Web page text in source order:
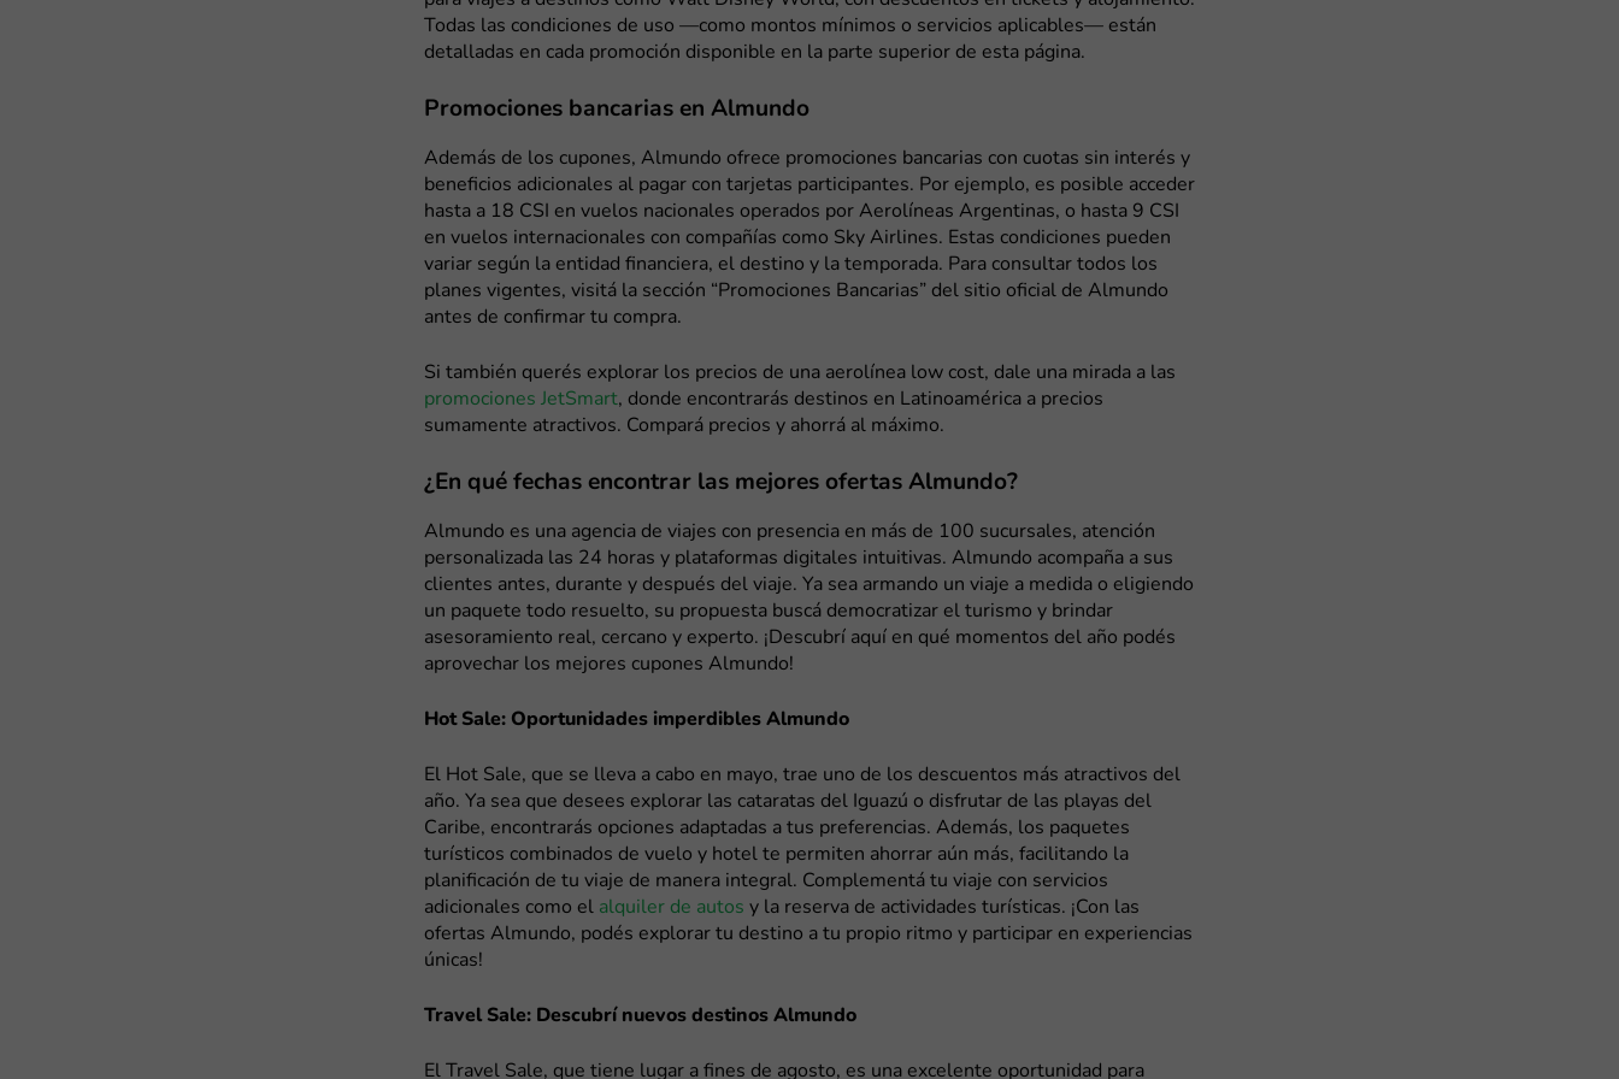
Todas las condiciones de uso —como montos mínimos o servicios aplicables— están
detalladas en cada promoción disponible en la parte superior de esta página.
Promociones bancarias en Almundo
Además de los cupones, Almundo ofrece promociones bancarias con cuotas sin interés y
beneficios adicionales al pagar con tarjetas participantes. Por ejemplo, es posible acceder
hasta a 18 CSI en vuelos nacionales operados por Aerolíneas Argentinas, o hasta 9 CSI
en vuelos internacionales con compañías como Sky Airlines. Estas condiciones pueden
variar según la entidad financiera, el destino y la temporada. Para consultar todos los
planes vigentes, visitá la sección “Promociones Bancarias” del sitio oficial de Almundo
antes de confirmar tu compra.
Si también querés explorar los precios de una aerolínea low cost, dale una mirada a las
promociones JetSmart, donde encontrarás destinos en Latinoamérica a precios
sumamente atractivos. Compará precios y ahorrá al máximo.
¿En qué fechas encontrar las mejores ofertas Almundo?
Almundo es una agencia de viajes con presencia en más de 100 sucursales, atención
personalizada las 24 horas y plataformas digitales intuitivas. Almundo acompaña a sus
clientes antes, durante y después del viaje. Ya sea armando un viaje a medida o eligiendo
un paquete todo resuelto, su propuesta buscá democratizar el turismo y brindar
asesoramiento real, cercano y experto. ¡Descubrí aquí en qué momentos del año podés
aprovechar los mejores cupones Almundo!
Hot Sale: Oportunidades imperdibles Almundo
El Hot Sale, que se lleva a cabo en mayo, trae uno de los descuentos más atractivos del
año. Ya sea que desees explorar las cataratas del Iguazú o disfrutar de las playas del
Caribe, encontrarás opciones adaptadas a tus preferencias. Además, los paquetes
turísticos combinados de vuelo y hotel te permiten ahorrar aún más, facilitando la
planificación de tu viaje de manera integral. Complementá tu viaje con servicios
adicionales como el alquiler de autos y la reserva de actividades turísticas. ¡Con las
ofertas Almundo, podés explorar tu destino a tu propio ritmo y participar en experiencias
únicas!
Travel Sale: Descubrí nuevos destinos Almundo
El Travel Sale, que tiene lugar a fines de agosto, es una excelente oportunidad para